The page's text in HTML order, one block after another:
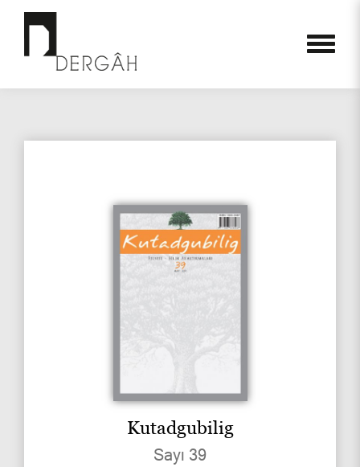
Kutadgubilig
Sayı 39